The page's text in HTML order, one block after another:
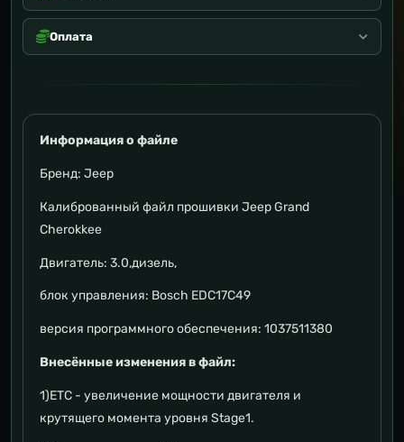
Оплата
Информация о файле
Бренд: Jeep
Калиброванный файл прошивки Jeep Grand
Cherokkee
Двигатель: 3.0,дизель,
блок управления: Bosch EDC17C49
версия программного обеспечения: 1037511380
Внесённые изменения в файл:
1)ETC - увеличение мощности двигателя и
крутящего момента уровня Stage1.